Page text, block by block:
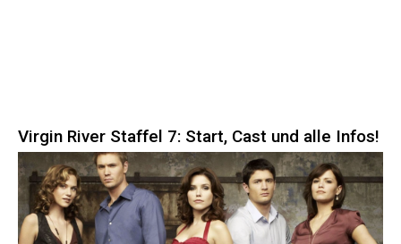
Virgin River Staffel 7: Start, Cast und alle Infos!